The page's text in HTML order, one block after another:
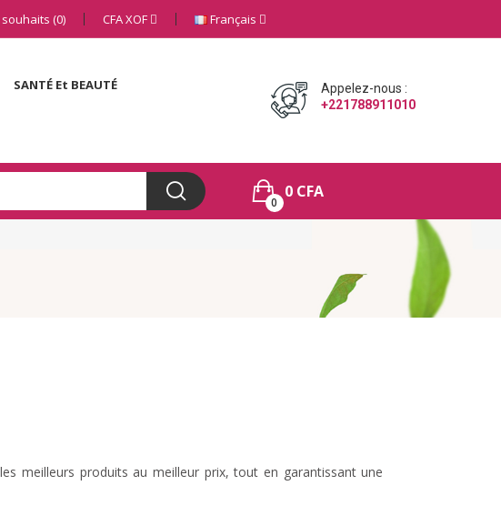
0 CFAXOF Français
SANTÉ Et BEAUTÉ
Appelez-nous :
+221788911010
0 CFA
0
meilleurs produits au meilleur prix, tout en garantissant une